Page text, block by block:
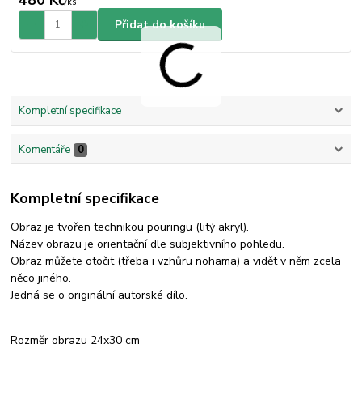
Přidat do košíku
Kompletní specifikace
Komentáře 0
Kompletní specifikace
Obraz je tvořen technikou pouringu (litý akryl).
Název obrazu je orientační dle subjektivního pohledu.
Obraz můžete otočit (třeba i vzhůru nohama) a vidět v něm zcela
něco jiného.
Jedná se o originální autorské dílo.
Rozměr obrazu 24x30 cm